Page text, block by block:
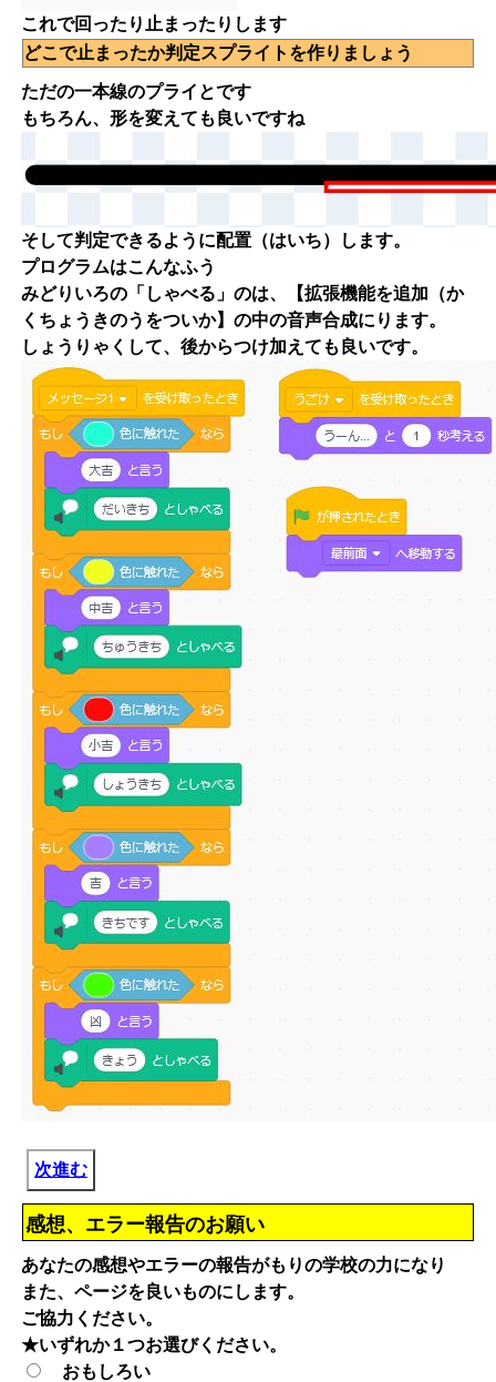
これで回ったり止まったりします
どこで止まったか判定スプライトを作りましょう
ただの一本線のプライとです
もちろん、形を変えても良いですね
そして判定できるように配置（はいち）します。
プログラムはこんなふう
みどりいろの「しゃべる」のは、
【拡張機能を追加（か
くちょうきのうをついか】 の中の音声合成にります。
しょうりゃくして、後からつけ加えても良いです。
次進む
感想、エラー報告のお願い
あなたの感想やエラーの報告がもりの学校の力になり
また、ページを良いものにします。
ご協力ください。
★いずれか１つお選びください。
おもしろい